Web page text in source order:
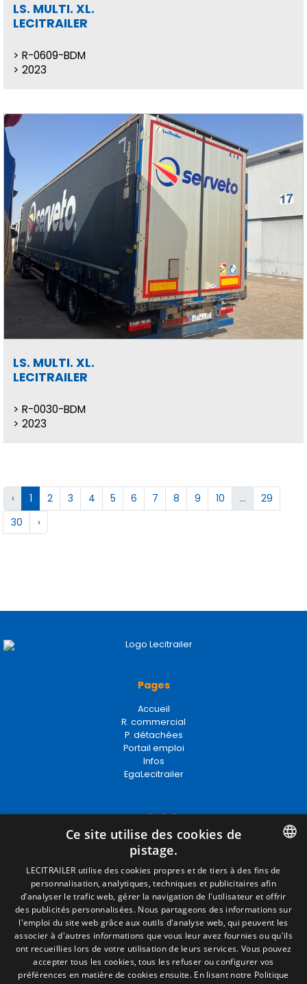
LS. MULTI. XL.
LECITRAILER
R-0609-BDM
2023
LS. MULTI. XL.
LECITRAILER
R-0030-BDM
2023
‹ 1 2 3 4 5 6 7 8 9 10 ...
29
30
›
Pages
Accueil
R. commercial
P. détachées
Portail emploi
Infos
EgaLecitrailer
Termes juridiques
Mentions Légales
Politique de Confidentialité
Politique de Cookies
Conditions générales de vente
Gérer les cookies
Contact
Camino de los Huertos, S/N. Apdo 100
50620 - Casetas (Zaragoza) SPAIN
SPANISH
ENGLISH
FRENCH
ITALIAN
PORTUGUESE
Ce site utilise des cookies de
pistage.
LECITRAILER utilise des cookies propres et de tiers à des fins de
personnalisation, analytiques, techniques et publicitaires afin
d’analyser le trafic web, gérer la navigation de l'utilisateur et offrir
des publicités personnalisées. Nous partageons des informations sur
l'emploi du site web grâce aux outils d'analyse web, qui peuvent les
associer à d'autres informations que vous leur avez fournies ou qu'ils
ont recueillies lors de votre utilisation de leurs services. Vous pouvez
accepter tous les cookies, tous les refuser ou configurer vos
préférences en matière de cookies ensuite. En lisant notre Politique